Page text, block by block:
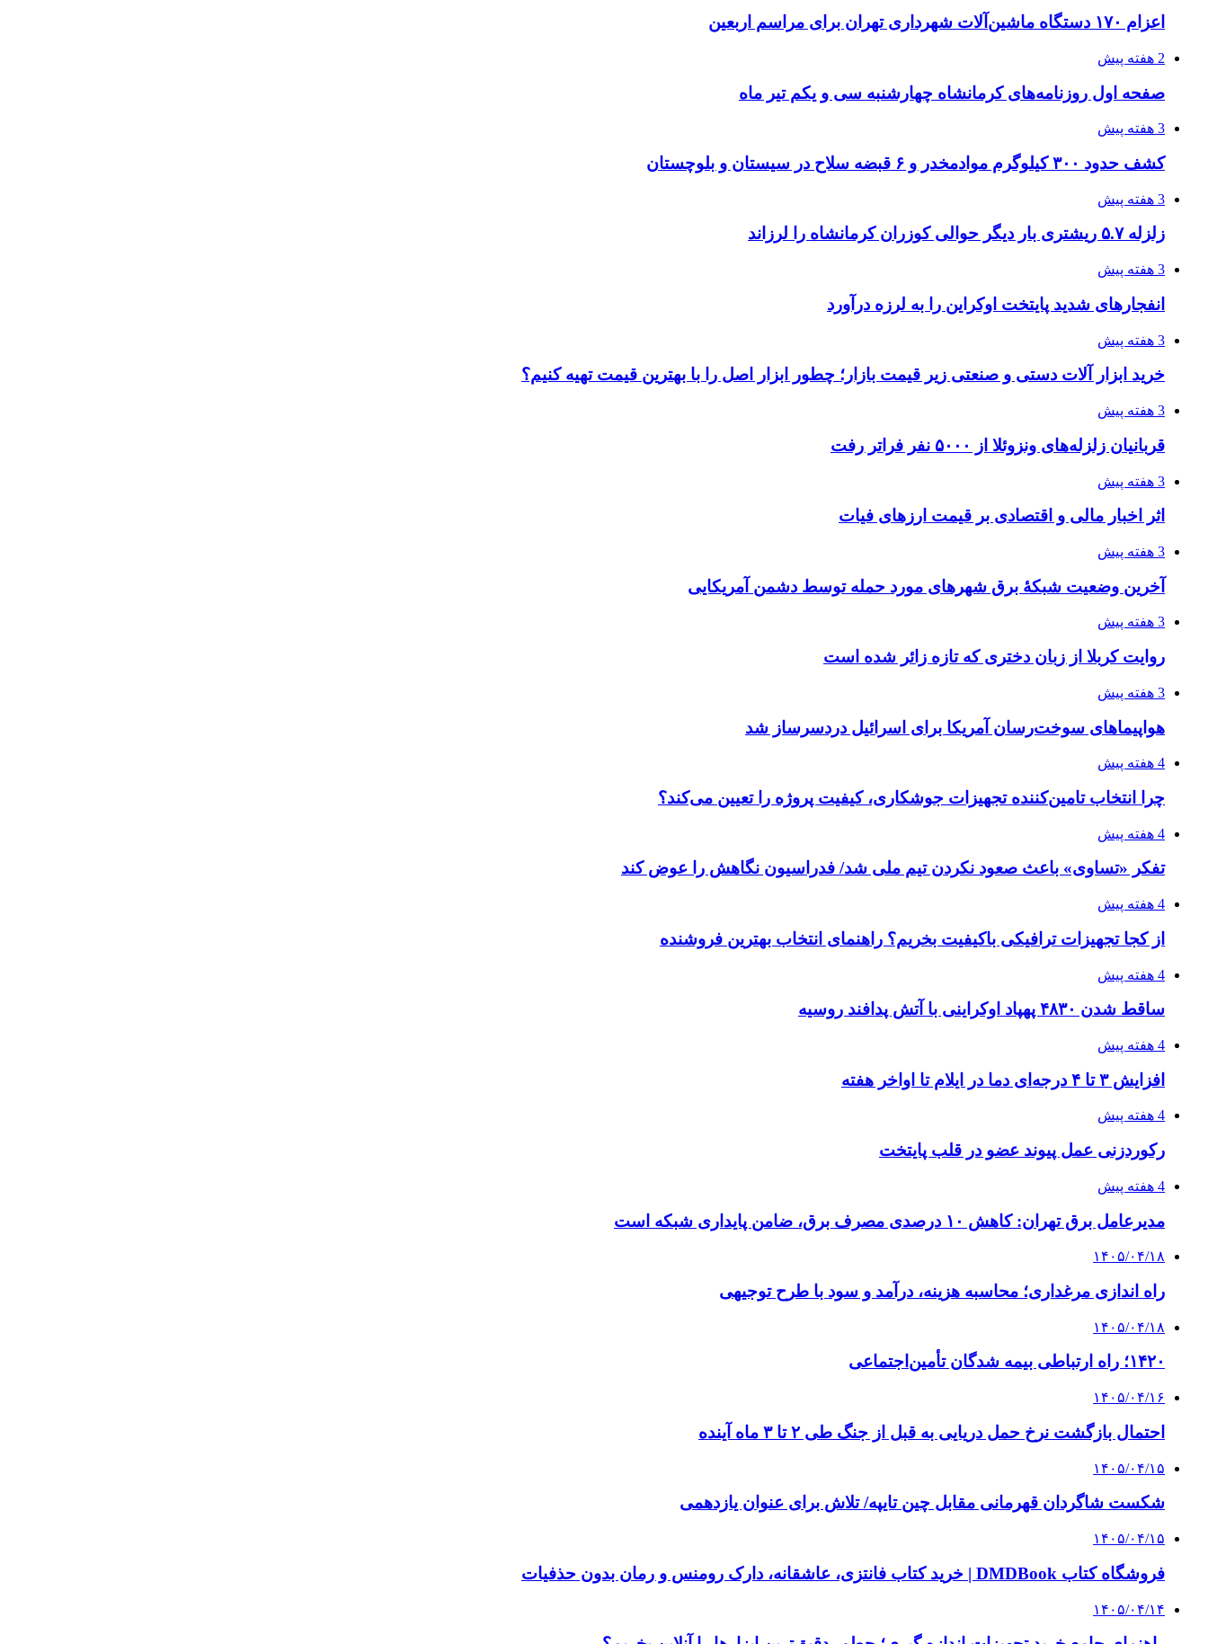
اعزام ۱۷۰ دستگاه ماشین‌آلات شهرداری تهران برای مراسم اربعین
2 هفته پیش
صفحه اول روزنامه‌های کرمانشاه چهارشنبه سی و یکم تیر ماه
3 هفته پیش
کشف حدود ۳۰۰ کیلوگرم موادمخدر و ۶ قبضه سلاح در سیستان و بلوچستان
3 هفته پیش
زلزله ۵.۷ ریشتری بار دیگر حوالی کوزران کرمانشاه را لرزاند
3 هفته پیش
انفجارهای شدید پایتخت اوکراین را به لرزه درآورد
3 هفته پیش
خرید ابزار آلات دستی و صنعتی زیر قیمت بازار؛ چطور ابزار اصل را با بهترین قیمت تهیه کنیم؟
3 هفته پیش
قربانیان زلزله‌های ونزوئلا از ۵۰۰۰ نفر فراتر رفت
3 هفته پیش
اثر اخبار مالی و اقتصادی بر قیمت ارزهای فیات
3 هفته پیش
آخرین وضعیت شبکۀ برق شهرهای مورد حمله توسط دشمن آمریکایی
3 هفته پیش
روایت کربلا از زبان دختری که تازه زائر شده است
3 هفته پیش
هواپیماهای سوخت‌رسان آمریکا برای اسرائیل دردسرساز شد
4 هفته پیش
چرا انتخاب تامین‌کننده تجهیزات جوشکاری، کیفیت پروژه را تعیین می‌کند؟
4 هفته پیش
تفکر «تساوی» باعث صعود نکردن تیم ملی شد/ فدراسیون نگاهش را عوض کند
4 هفته پیش
از کجا تجهیزات ترافیکی باکیفیت بخریم؟ راهنمای انتخاب بهترین فروشنده
4 هفته پیش
ساقط شدن ۴۸۳۰ پهپاد اوکراینی با آتش پدافند روسیه
4 هفته پیش
افزایش ۳ تا ۴ درجه‌ای دما در ایلام تا اواخر هفته
4 هفته پیش
رکوردزنی عمل پیوند عضو در قلب پایتخت
4 هفته پیش
مدیرعامل برق تهران: کاهش ۱۰ درصدی مصرف برق، ضامن پایداری شبکه است
۱۴۰۵/۰۴/۱۸
راه اندازی مرغداری؛ محاسبه هزینه، درآمد و سود با طرح توجیهی
۱۴۰۵/۰۴/۱۸
۱۴۲۰؛ راه ارتباطی بیمه شدگان تأمین‌اجتماعی
۱۴۰۵/۰۴/۱۶
احتمال بازگشت نرخ حمل دریایی به قبل از جنگ طی ۲ تا ۳ ماه آینده
۱۴۰۵/۰۴/۱۵
شکست شاگردان قهرمانی مقابل چین تایپه/ تلاش برای عنوان یازدهمی
۱۴۰۵/۰۴/۱۵
فروشگاه کتاب DMDBook | خرید کتاب فانتزی، عاشقانه، دارک رومنس و رمان بدون حذفیات
۱۴۰۵/۰۴/۱۴